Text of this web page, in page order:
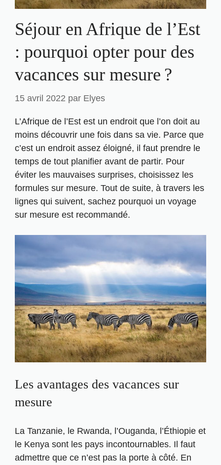
Séjour en Afrique de l’Est
: pourquoi opter pour des
vacances sur mesure ?
15 avril 2022 par Elyes
L’Afrique de l’Est est un endroit que l’on doit au
moins découvrir une fois dans sa vie. Parce que
c’est un endroit assez éloigné, il faut prendre le
temps de tout planifier avant de partir. Pour
éviter les mauvaises surprises, choisissez les
formules sur mesure. Tout de suite, à travers les
lignes qui suivent, sachez pourquoi un voyage
sur mesure est recommandé.
Les avantages des vacances sur
mesure
La Tanzanie, le Rwanda, l’Ouganda, l’Éthiopie et
le Kenya sont les pays incontournables. Il faut
admettre que ce n’est pas la porte à côté. En